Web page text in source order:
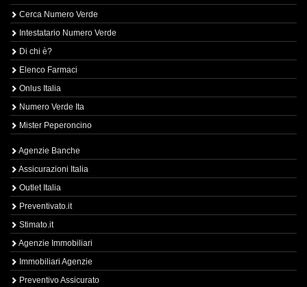
Cerca Numero Verde
Intestatario Numero Verde
Di chi è?
Elenco Farmaci
Onlus Italia
Numero Verde Ita
Mister Peperoncino
Agenzie Banche
Assicurazioni Italia
Outlet Italia
Preventivato.it
Stimato.it
Agenzie Immobiliari
Immobiliari Agenzie
Preventivo Assicurato